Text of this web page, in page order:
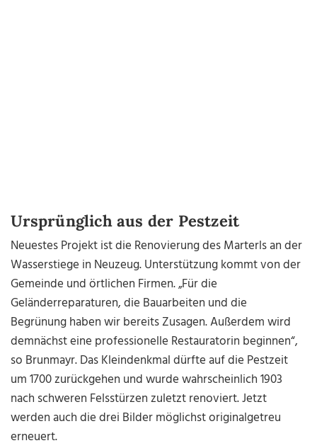
Ursprünglich aus der Pestzeit
Neuestes Projekt ist die Renovierung des Marterls an der
Wasserstiege in Neuzeug. Unterstützung kommt von der
Gemeinde und örtlichen Firmen. „Für die
Geländerreparaturen, die Bauarbeiten und die
Begrünung haben wir bereits Zusagen. Außerdem wird
demnächst eine professionelle Restauratorin beginnen“,
so Brunmayr. Das Kleindenkmal dürfte auf die Pestzeit
um 1700 zurückgehen und wurde wahrscheinlich 1903
nach schweren Felsstürzen zuletzt renoviert. Jetzt
werden auch die drei Bilder möglichst originalgetreu
erneuert.